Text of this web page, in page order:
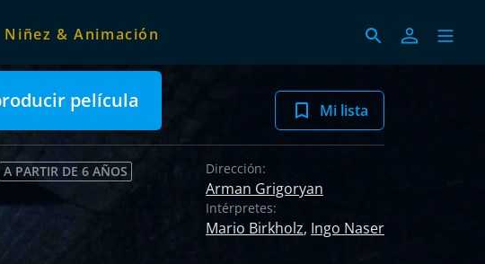
Niñez & Animación
película Mi lista
A PARTIR DE 6 AÑOS Dirección:
Arman Grigoryan
Intérpretes:
Mario Birkholz, Ingo Naser